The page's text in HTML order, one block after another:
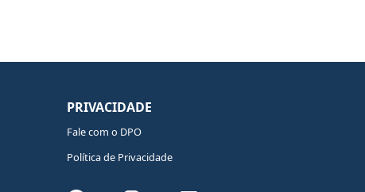
PRIVACIDADE
Fale com o DPO
Política de Privacidade